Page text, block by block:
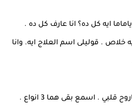
ايه كل ده؟ انا عارف كل ده .
خلاص . قوليلى اسم العلاج ايه. وانا
نور : بسعاده . تسلملي ياروح قلبي . اسمع بقى هما 3 انواع .